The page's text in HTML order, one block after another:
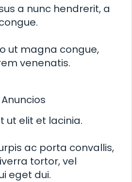
a nunc hendrerit, a
ut magna congue,
venenatis.
Anuncios
ut elit et lacinia.
ac porta convallis,
tortor, vel
eget dui.